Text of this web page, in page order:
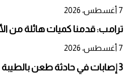
7 أغسطس، 2026
ترامب: قدمنا كميات هائلة من
7 أغسطس، 2026
3 إصابات في حادثة طعن بالطيبة داخل أراضي الـ48